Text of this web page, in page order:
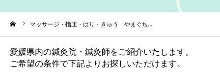
マッサージ・指圧・はり・きゅう やまぐち…
愛媛県内の鍼灸院・鍼灸師をご紹介いたします。
ご希望の条件で下記よりお探しいただけます。
行事・研修会のご案内
入会のご案内